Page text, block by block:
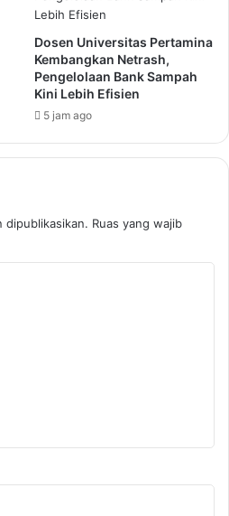
Dosen Universitas Pertamina
Kembangkan Netrash,
Pengelolaan Bank Sampah
Kini Lebih Efisien
5 jam ago
dipublikasikan. Ruas yang wajib